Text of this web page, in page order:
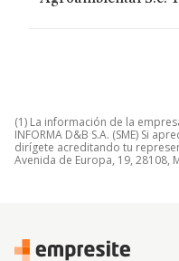
(1) La información de la
INFORMA D&B S.A. (SME) Si
dirígete acreditando tu
Avenida de Europa, 19, 28108,